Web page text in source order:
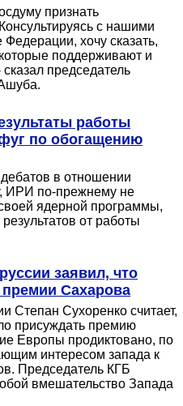
признать
с нашими
хочу сказать,
поддерживают и
председатель
работы
по обогащению
в отношении
ИРИ по-прежнему не
ядерной программы,
от работы
заявил, что
Сахарова
Степан Сухоренко считает,
присуждать премию
Европы продиктовано, по
интересом запада к
Председатель КГБ
вмешательство Запада